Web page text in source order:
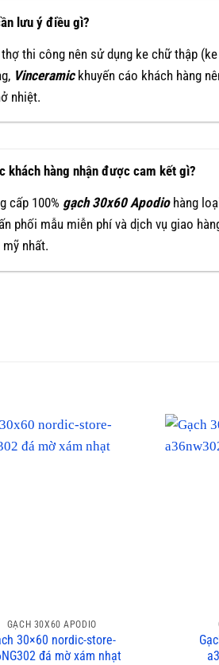
lưu ý điều gì?
thi công nên sử dụng ke chữ thập
Vinceramickhuyến cáo khách hàng
nhiệt.
khách hàng nhận được cam kết gì?
cấp 100% gạch 30x60 Apodiohàng
phối mẫu miễn phí và dịch vụ giao
nhất.
GẠCH 30X60 APODIO
30×60 nordic-store-
đá mờ xám nhạt